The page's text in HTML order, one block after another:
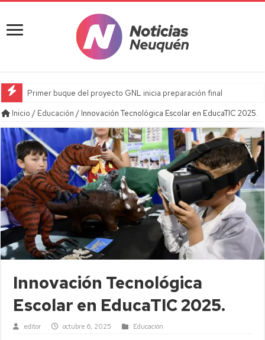
Primer buque del proyecto GNL inicia preparación final
Inicio / Educación / Innovación Tecnológica Escolar en EducaTIC 2025.
Innovación Tecnológica
Escolar en EducaTIC 2025.
editor octubre 6, 2025 Educación